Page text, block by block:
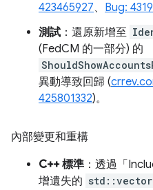
423465927、 Bug:
測試 ：還原新增至
(FedCM 的一部分) 的
異動導致回歸 (
425801332)。
內部變更和重構
C++ 標準 ：透過「
增遺失的 std::vector